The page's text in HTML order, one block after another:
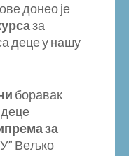
донео је
за
деце у нашу
боравак
деце
за
Вељко